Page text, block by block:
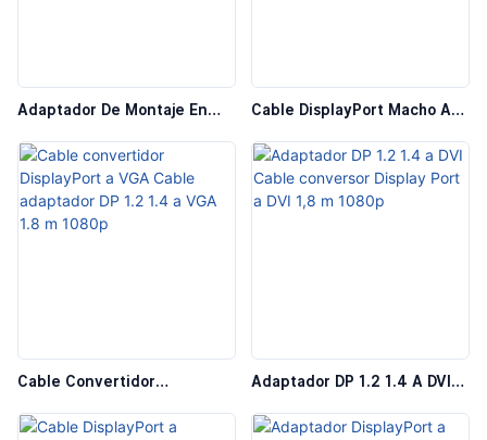
Adaptador De Montaje En
Hembra Con Bloqueo De
Tornillo
Cable DisplayPort Macho A
Por Mayor
Cable Convertidor
Adaptador DP 1.2 1.4 A VGA
Adaptador DP 1.2 1.4 A DVI
A DVI 1,8 M 1080p